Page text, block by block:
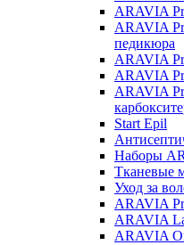
ARAVIA
ARAVIA
педикюра
ARAVIA
ARAVIA
ARAVIA
Start Epil
Наборы
Тканевые
Уход за
ARAVIA
ARAVIA
ARAVIA